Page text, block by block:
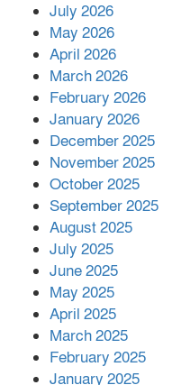
পর
July 2026
May 2026
April 2026
March 2026
February 2026
January 2026
December 2025
November 2025
October 2025
September 2025
August 2025
July 2025
June 2025
May 2025
April 2025
March 2025
February 2025
January 2025